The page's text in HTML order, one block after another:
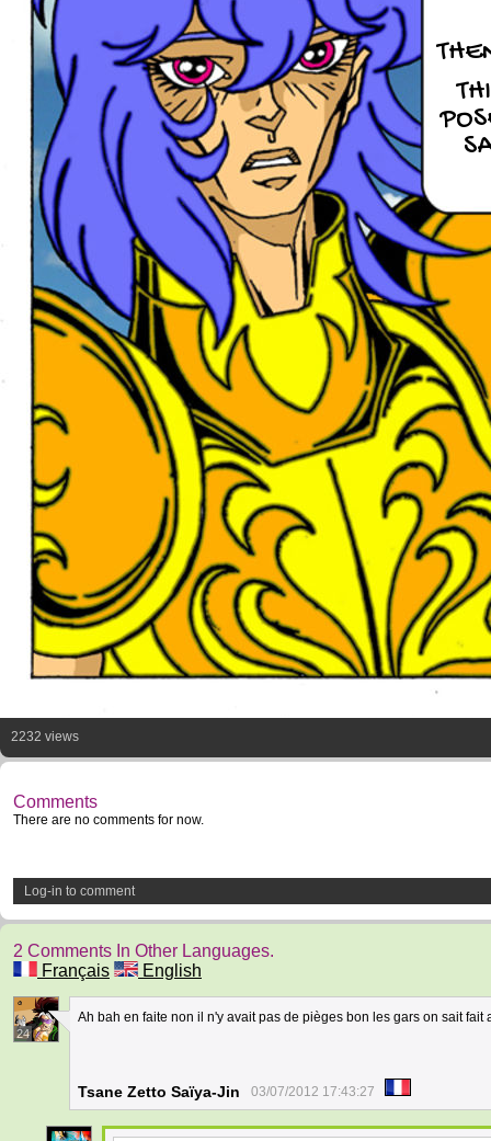
2232 views
Comments
There are no comments for now.
Log-in to comment
2 Comments In Other Languages.
Français
English
24
Ah bah en faite non il n'y avait pas de pièges bon les gars on sait fait
Tsane Zetto Saïya-Jin 03/07/2012 17:43:27